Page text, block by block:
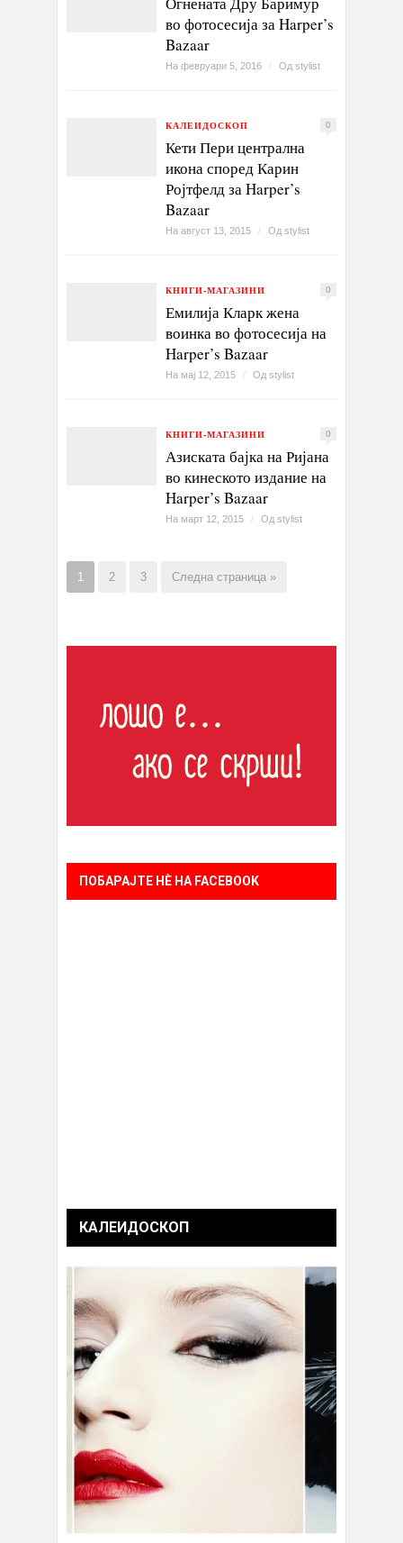
во фотосесија за Harper’s
Bazaar
На февруари 5, 2016 / Од stylist
КАЛЕИДОСКОП 0
Кети Пери централна
икона според Карин
Ројтфелд за Harper’s
Bazaar
На август 13, 2015 / Од stylist
КНИГИ-МАГАЗИНИ 0
Емилија Кларк жена
воинка во фотосесија на
Harper’s Bazaar
На мај 12, 2015 / Од stylist
КНИГИ-МАГАЗИНИ 0
Азиската бајка на Ријана
во кинеското издание на
Harper’s Bazaar
На март 12, 2015 / Од stylist
1 2 3 Следна страница »
ПОБАРАЈТЕ НÈ НА FACEBOOK
КАЛЕИДОСКОП